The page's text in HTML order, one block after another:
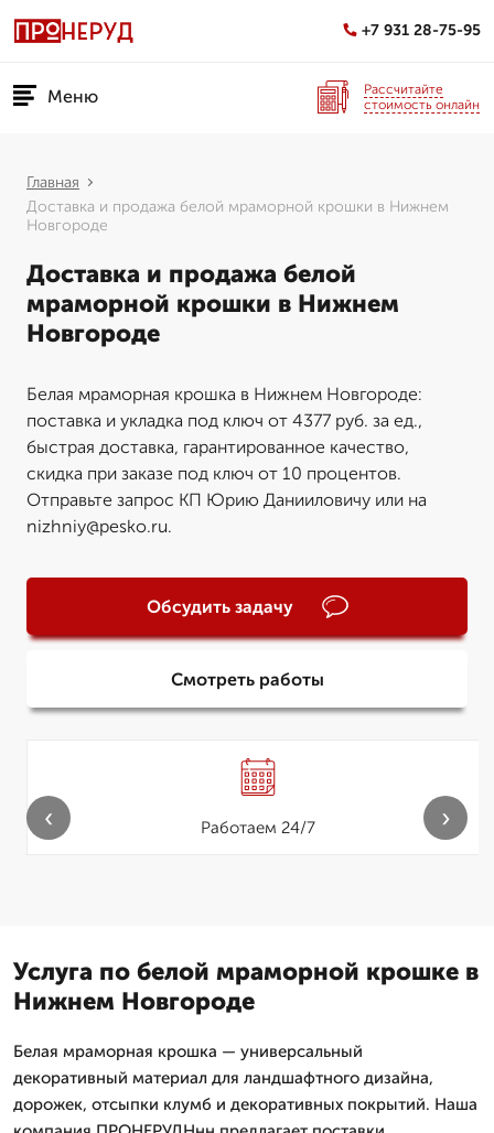
+7 931 28-75-95
Меню
Рассчитайте
стоимость онлайн
Главная
Доставка и продажа белой мраморной крошки в Нижнем
Новгороде
Доставка и продажа белой
мраморной крошки в Нижнем
Новгороде
Белая мраморная крошка в Нижнем Новгороде:
поставка и укладка под ключ от 4377 руб. за ед.,
быстрая доставка, гарантированное качество,
скидка при заказе под ключ от 10 процентов.
Отправьте запрос КП Юрию Данииловичу или на
nizhniy@pesko.ru.
Обсудить задачу
Смотреть работы
Работаем 24/7
‹ ›
Услуга по белой мраморной крошке в
Нижнем Новгороде
Белая мраморная крошка — универсальный
декоративный материал для ландшафтного дизайна,
дорожек, отсыпки клумб и декоративных покрытий. Наша